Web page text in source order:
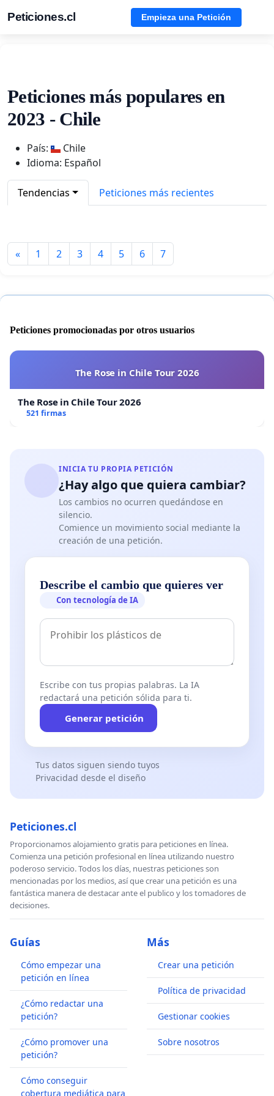
Peticiones.cl Empieza una Petición
Peticiones más populares en
2023 - Chile
País:
Chile
Idioma: Español
Tendencias Peticiones más recientes
« 1 2 3 4 5 6 7
Peticiones promocionadas por otros usuarios
The Rose in Chile Tour 2026
The Rose in Chile Tour 2026
521 firmas
INICIA TU PROPIA PETICIÓN
¿Hay algo que quiera cambiar?
Los cambios no ocurren quedándose en
silencio.
Comience un movimiento social mediante la
creación de una petición.
Describe el cambio que quieres ver
Con tecnología de IA
Escribe con tus propias palabras. La IA
redactará una petición sólida para ti.
Generar petición
Tus datos siguen siendo tuyos
Privacidad desde el diseño
Peticiones.cl
Proporcionamos alojamiento gratis para peticiones en línea.
Comienza una petición profesional en línea utilizando nuestro
poderoso servicio. Todos los días, nuestras peticiones son
mencionadas por los medios, así que crear una petición es una
fantástica manera de destacar ante el publico y los tomadores de
decisiones.
Guías
Cómo empezar una
petición en línea
¿Cómo redactar una
petición?
¿Cómo promover una
petición?
Cómo conseguir
cobertura mediática para
Más
Crear una petición
Política de privacidad
Gestionar cookies
Sobre nosotros